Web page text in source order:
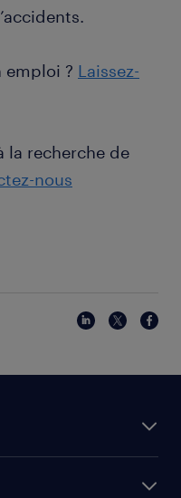
emploi ? Laissez-
la recherche de
nous